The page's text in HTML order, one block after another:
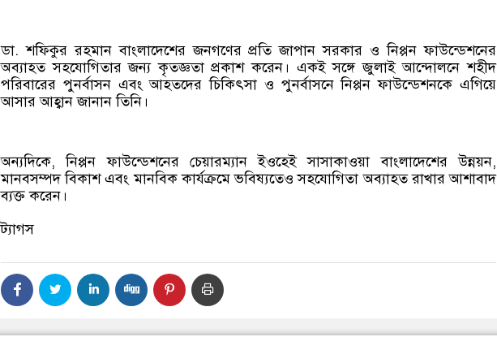
ডা. শফিকুর রহমান বাংলাদেশের জনগণের প্রতি জাপান সরকার ও নিপ্পন ফাউন্ডেশনের
অব্যাহত সহযোগিতার জন্য কৃতজ্ঞতা প্রকাশ করেন। একই সঙ্গে জুলাই আন্দোলনে শহীদ
পরিবারের পুনর্বাসন এবং আহতদের চিকিৎসা ও পুনর্বাসনে নিপ্পন ফাউন্ডেশনকে এগিয়ে
আসার আহ্বান জানান তিনি।
অন্যদিকে, নিপ্পন ফাউন্ডেশনের চেয়ারম্যান ইওহেই সাসাকাওয়া বাংলাদেশের উন্নয়ন,
মানবসম্পদ বিকাশ এবং মানবিক কার্যক্রমে ভবিষ্যতেও সহযোগিতা অব্যাহত রাখার আশাবাদ
ব্যক্ত করেন।
ট্যাগস